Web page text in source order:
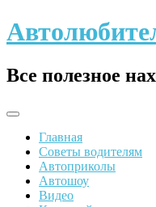
Skip
to
Все полезное
Главная
Советы водителям
Автоприколы
Автошоу
Видео